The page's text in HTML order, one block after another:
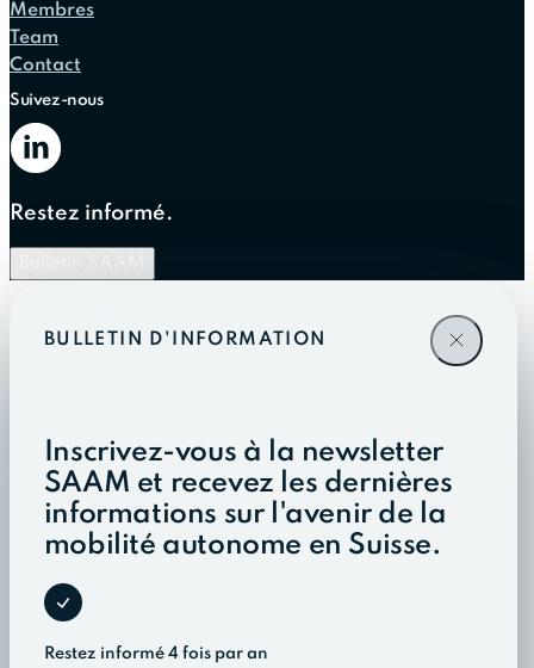
Membres
Team
Contact
Suivez-nous
Restez informé.
BULLETIN D'INFORMATION
Inscrivez-vous à la newsletter
SAAM et recevez les dernières
informations sur l'avenir de la
mobilité autonome en Suisse.
Restez informé 4 fois par an